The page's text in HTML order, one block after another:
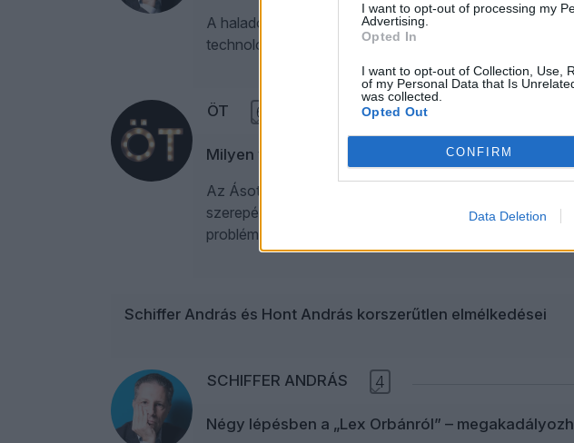
I want to opt-out of processing my
Advertising.
Opted In
I want to opt-out of Collection, Use,
of my Personal Data that Is
was collected.
Opted Out
CONFIRM
Data Deletion
A haladó közvélemény ünnepel: tizenhat sanyarú
technológiai is van. Csak munkaügyi nincsen.
ÖT 6
Milyen világ jön, amikor a miniszterelnök a
Az ÁsottShalom legfrissebb adásában Hont András
szerepéről és az intézménytiszteletről, előkerülnek a
problémák. Politizáló merengés rendszerváltástól
Schiffer András és Hont András korszerűtlen elmélkedései
SCHIFFER ANDRÁS 4
Négy lépésben a „Lex Orbánról” –